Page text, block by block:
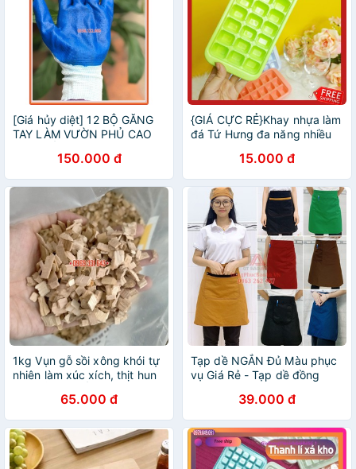
[Giá hủy diệt] 12 BỘ GĂNG
TAY LÀM VƯỜN PHỦ CAO
BỀN CAO150.000 đ
{GIÁ CỰC RẺ}Khay nhựa làm
đá Tứ Hưng đa năng nhiều
15.000 đ
1kg Vụn gỗ sồi xông khói tự
nhiên làm xúc xích, thịt hun
65.000 đ
Tạp dề NGẮN Đủ Màu phục
vụ Giá Rẻ - Tạp dề đồng
39.000 đ